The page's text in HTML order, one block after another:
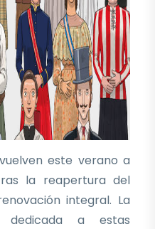
este verano a
la reapertura del
integral. La
dedicada a estas